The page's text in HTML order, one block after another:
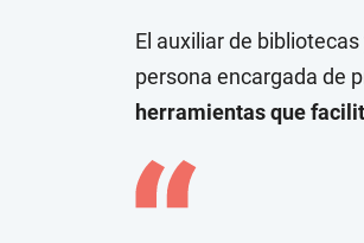
El auxiliar de
persona encargada de
herramientas que